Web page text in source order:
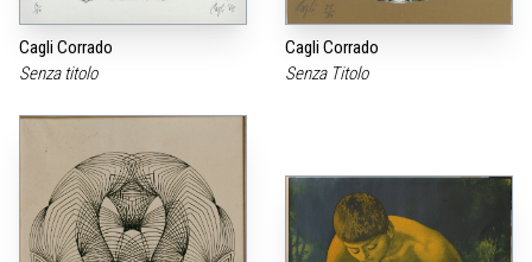
Cagli Corrado
Senza titolo
Cagli Corrado
Senza Titolo